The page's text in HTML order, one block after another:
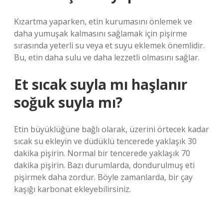
Kızartma yaparken, etin kurumasını önlemek ve
daha yumuşak kalmasını sağlamak için pişirme
sırasında yeterli su veya et suyu eklemek önemlidir.
Bu, etin daha sulu ve daha lezzetli olmasını sağlar.
Et sıcak suyla mı haşlanır
soğuk suyla mı?
Etin büyüklüğüne bağlı olarak, üzerini örtecek kadar
sıcak su ekleyin ve düdüklü tencerede yaklaşık 30
dakika pişirin. Normal bir tencerede yaklaşık 70
dakika pişirin. Bazı durumlarda, dondurulmuş eti
pişirmek daha zordur. Böyle zamanlarda, bir çay
kaşığı karbonat ekleyebilirsiniz.